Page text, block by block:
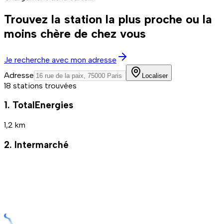
Trouvez la station la plus proche ou la
moins chère de chez vous
Je recherche avec mon adresse
Adresse
Localiser
18 stations trouvées
1. TotalEnergies
1,2 km
2. Intermarché